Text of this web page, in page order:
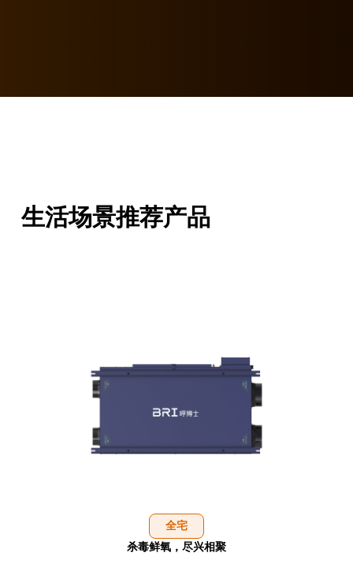
生活场景推荐产品
全宅
杀毒鲜氧，尽兴相聚